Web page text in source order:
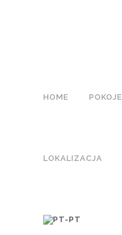
HOME POKOJE
LOKALIZACJA